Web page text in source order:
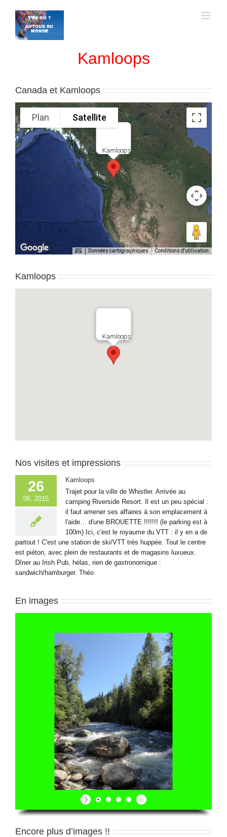
contenu
Kamloops
Canada et Kamloops
Kamloops
Plan Satellite
Données cartographiques Conditions d'utilisation
Kamloops
Kamloops
Nos visites et impressions
26
06, 2015
Kamloops
Trajet pour la ville de Whistler. Arrivée au
camping Riverside Resort. Il est un peu spécial :
il faut amener ses affaires à son emplacement à
l'aide… d'une BROUETTE !!!!!!! (le parking est à
100m) Ici, c'est le royaume du VTT : il y en a de
partout ! C'est une station de ski/VTT très huppée. Tout le centre
est piéton, avec plein de restaurants et de magasins luxueux.
Dîner au Irish Pub, hélas, rien de gastronomique :
sandwich/hamburger. Théo
En images
Encore plus d’images !!